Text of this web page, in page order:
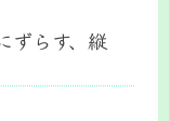
ずらす、縦